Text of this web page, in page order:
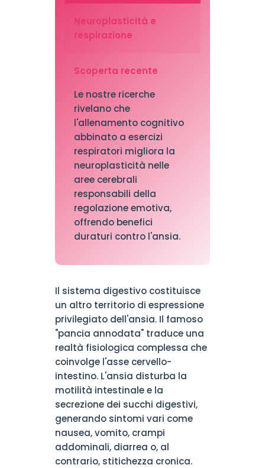
Neuroplasticità e
respirazione
Scoperta recente
Le nostre ricerche
rivelano che
l'allenamento cognitivo
abbinato a esercizi
respiratori migliora la
neuroplasticità nelle
aree cerebrali
responsabili della
regolazione emotiva,
offrendo benefici
duraturi contro l'ansia.
Il sistema digestivo costituisce
un altro territorio di espressione
privilegiato dell'ansia. Il famoso
"pancia annodata" traduce una
realtà fisiologica complessa che
coinvolge l'asse cervello-
intestino. L'ansia disturba la
motilità intestinale e la
secrezione dei succhi digestivi,
generando sintomi vari come
nausea, vomito, crampi
addominali, diarrea o, al
contrario, stitichezza cronica.